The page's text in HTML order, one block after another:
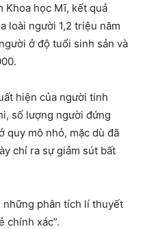
Khoa học Mĩ, kết quả
loài người 1,2 triệu năm
ở độ tuổi sinh sản và
hiện của người tinh
số lượng người đứng
quy mô nhỏ, mặc dù đã
chỉ ra sự giảm sút bất
những phân tích lí thuyết
chính xác”.